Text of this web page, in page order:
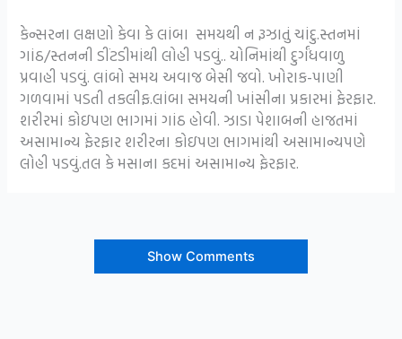
કેન્સરના લક્ષણો કેવા કે લાંબા સમયથી ન રૂઝાતું ચાંદુ.સ્તનમાં
ગાંઠ/સ્તનની ડીંટડીમાંથી લોહી પડવું.. યોનિમાંથી દુર્ગંધવાળુ
પ્રવાહી પડવું. લાંબો સમય અવાજ બેસી જવો. ખોરાક-પાણી
ગળવામાં પડતી તકલીફ.લાંબા સમયની ખાંસીના પ્રકારમાં ફેરફાર.
શરીરમાં કોઇપણ ભાગમાં ગાંઠ હોવી. ઝાડા પેશાબની હાજતમાં
અસામાન્ય ફેરફાર શરીરના કોઇપણ ભાગમાંથી અસામાન્યપણે
લોહી પડવું.તલ કે મસાના કદમાં અસામાન્ય ફેરફાર.
Show Comments